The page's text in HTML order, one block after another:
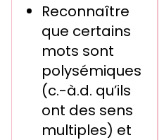
Reconnaître
que certains
mots sont
polysémiques
(c.-à.d. qu’ils
ont des sens
multiples) et